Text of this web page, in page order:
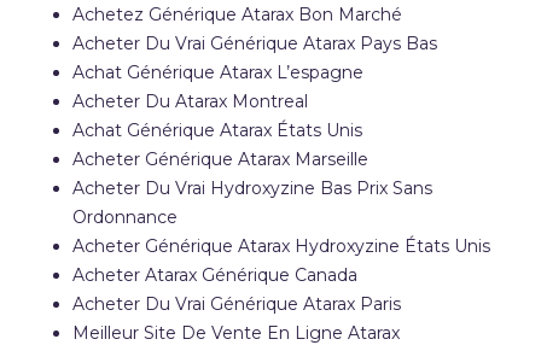
Achetez Générique Atarax Bon Marché
Acheter Du Vrai Générique Atarax Pays Bas
Achat Générique Atarax L’espagne
Acheter Du Atarax Montreal
Achat Générique Atarax États Unis
Acheter Générique Atarax Marseille
Acheter Du Vrai Hydroxyzine Bas Prix Sans
Ordonnance
Acheter Générique Atarax Hydroxyzine États Unis
Acheter Atarax Générique Canada
Acheter Du Vrai Générique Atarax Paris
Meilleur Site De Vente En Ligne Atarax